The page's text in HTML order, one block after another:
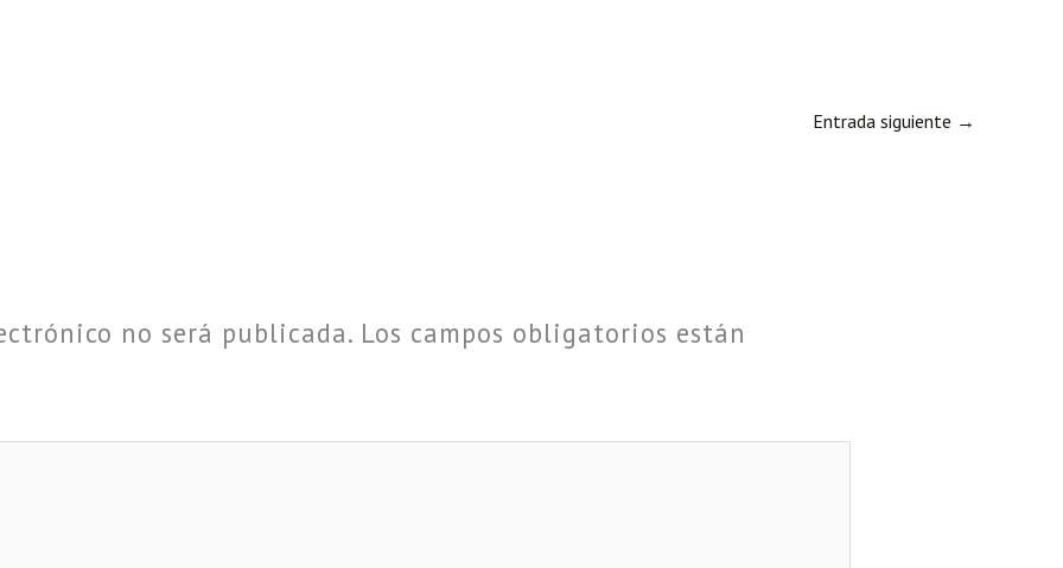
Entrada siguiente →
no será publicada. Los campos obligatorios están